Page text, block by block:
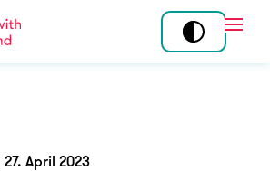
Über uns
April 2023